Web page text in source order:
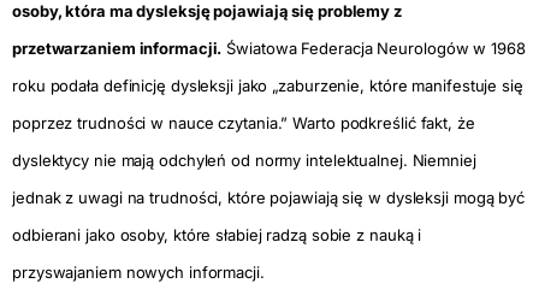
osoby, która ma dysleksję pojawiają się problemy z
przetwarzaniem informacji. Światowa Federacja Neurologów w 1968
roku podała definicję dysleksji jako „zaburzenie, które manifestuje się
poprzez trudności w nauce czytania.” Warto podkreślić fakt, że
dyslektycy nie mają odchyleń od normy intelektualnej. Niemniej
jednak z uwagi na trudności, które pojawiają się w dysleksji mogą być
odbierani jako osoby, które słabiej radzą sobie z nauką i
przyswajaniem nowych informacji.